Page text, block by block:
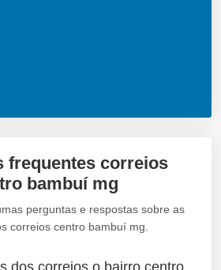
frequentes correios
bambuí mg
perguntas e respostas sobre as
correios centro bambuí mg.
dos correios o bairro centro